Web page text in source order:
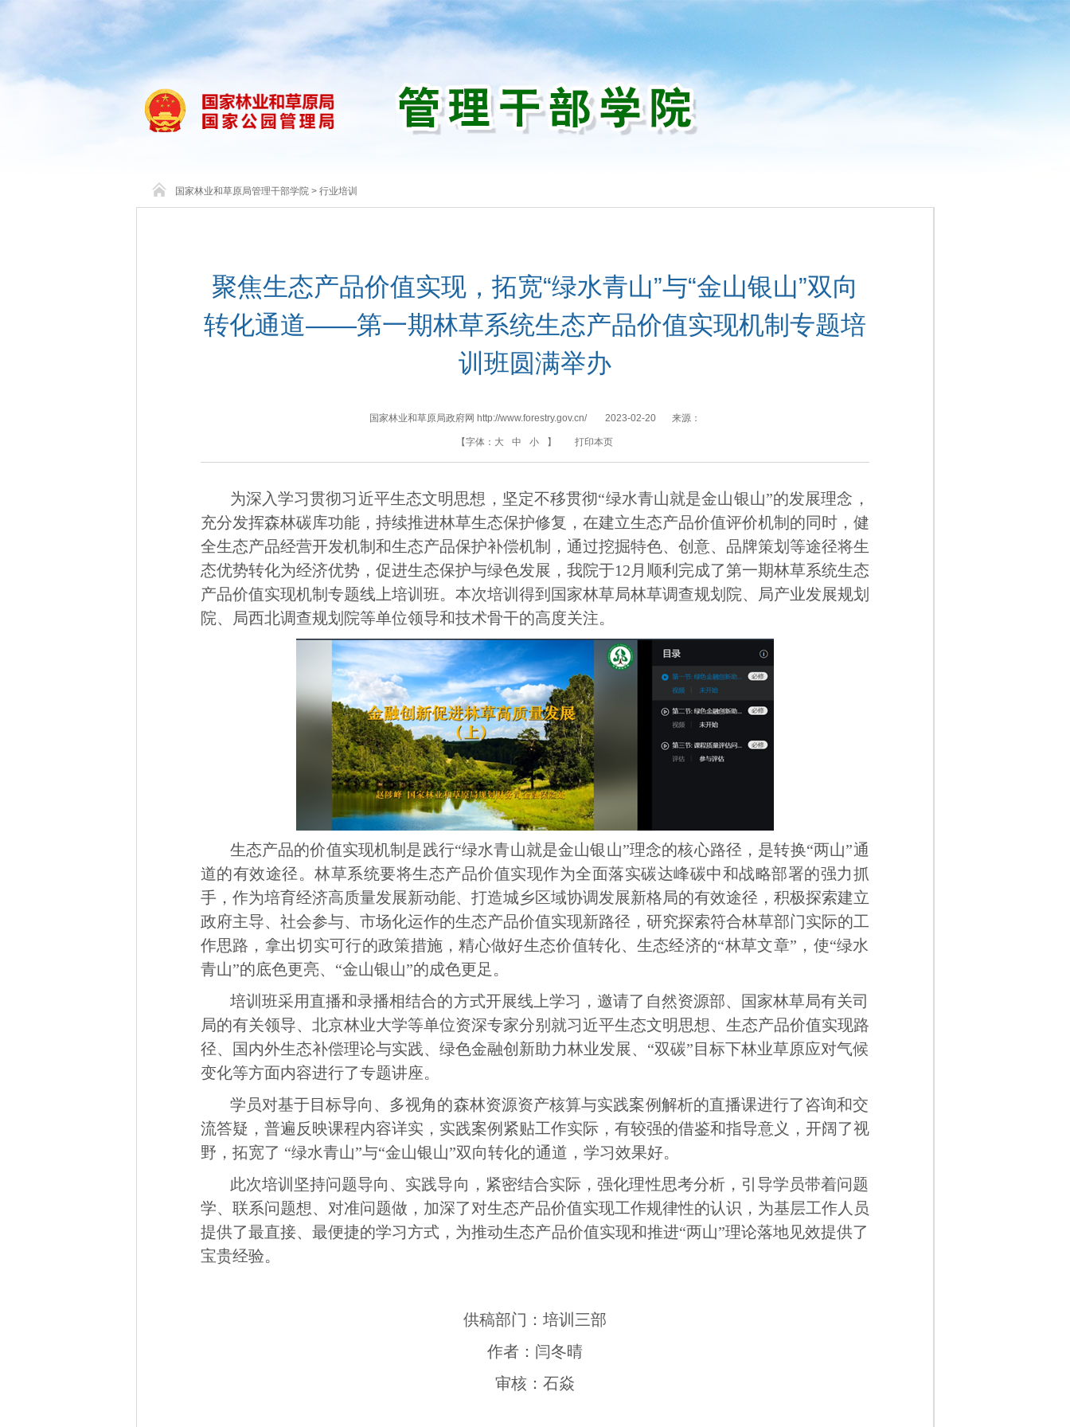
国家林业和草原局管理干部学院 > 行业培训
聚焦生态产品价值实现，拓宽“绿水青山”与“金山银山”双向
转化通道——第一期林草系统生态产品价值实现机制专题培
训班圆满举办
国家林业和草原局政府网 http://www.forestry.gov.cn/ 2023-02-20 来源：
【字体： 大 中 小 】 打印本页
为深入学习贯彻习近平生态文明思想，坚定不移贯彻“绿水青山就是金山银山”的发展理念，
充分发挥森林碳库功能，持续推进林草生态保护修复，在建立生态产品价值评价机制的同时，健
全生态产品经营开发机制和生态产品保护补偿机制，通过挖掘特色、创意、品牌策划等途径将生
态优势转化为经济优势，促进生态保护与绿色发展，我院于12月顺利完成了第一期林草系统生态
产品价值实现机制专题线上培训班。本次培训得到国家林草局林草调查规划院、局产业发展规划
院、局西北调查规划院等单位领导和技术骨干的高度关注。
生态产品的价值实现机制是践行“绿水青山就是金山银山”理念的核心路径，是转换“两山”通
道的有效途径。林草系统要将生态产品价值实现作为全面落实碳达峰碳中和战略部署的强力抓
手，作为培育经济高质量发展新动能、打造城乡区域协调发展新格局的有效途径，积极探索建立
政府主导、社会参与、市场化运作的生态产品价值实现新路径，研究探索符合林草部门实际的工
作思路，拿出切实可行的政策措施，精心做好生态价值转化、生态经济的“林草文章”，使“绿水
青山”的底色更亮、“金山银山”的成色更足。
培训班采用直播和录播相结合的方式开展线上学习，邀请了自然资源部、国家林草局有关司
局的有关领导、北京林业大学等单位资深专家分别就习近平生态文明思想、生态产品价值实现路
径、国内外生态补偿理论与实践、绿色金融创新助力林业发展、“双碳”目标下林业草原应对气候
变化等方面内容进行了专题讲座。
学员对基于目标导向、多视角的森林资源资产核算与实践案例解析的直播课进行了咨询和交
流答疑，普遍反映课程内容详实，实践案例紧贴工作实际，有较强的借鉴和指导意义，开阔了视
野，拓宽了 “绿水青山”与“金山银山”双向转化的通道，学习效果好。
此次培训坚持问题导向、实践导向，紧密结合实际，强化理性思考分析，引导学员带着问题
学、联系问题想、对准问题做，加深了对生态产品价值实现工作规律性的认识，为基层工作人员
提供了最直接、最便捷的学习方式，为推动生态产品价值实现和推进“两山”理论落地见效提供了
宝贵经验。
供稿部门：培训三部
作者：闫冬晴
审核：石焱